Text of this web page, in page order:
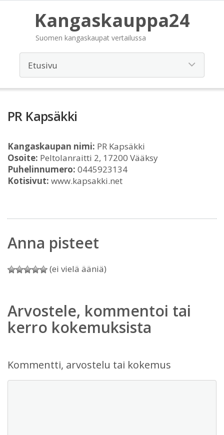
Kangaskauppa24
Suomen kangaskaupat vertailussa
PR Kapsäkki
Kangaskaupan nimi: PR Kapsäkki
Osoite: Peltolanraitti 2, 17200 Vääksy
Puhelinnumero: 0445923134
Kotisivut: www.kapsakki.net
Anna pisteet
(ei vielä ääniä)
Arvostele, kommentoi tai
kerro kokemuksista
Kommentti, arvostelu tai kokemus